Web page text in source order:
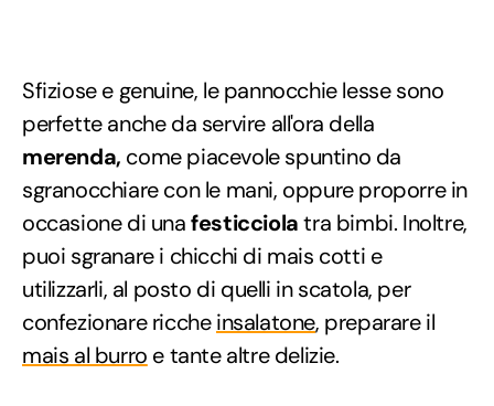
Sfiziose e genuine, le pannocchie lesse sono
perfette anche da servire all'ora della
merenda, come piacevole spuntino da
sgranocchiare con le mani, oppure proporre in
occasione di unafesticciolatra bimbi. Inoltre,
puoi sgranare i chicchi di mais cotti e
utilizzarli, al posto di quelli in scatola, per
confezionare riccheinsalatone, preparare il
mais al burro e tante altre delizie.